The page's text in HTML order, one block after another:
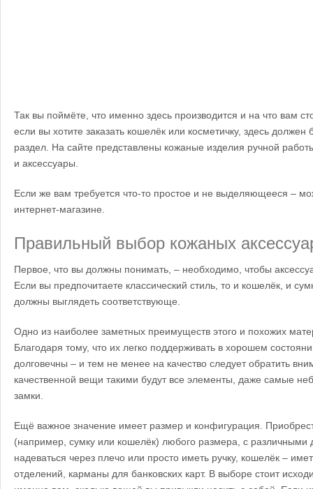
Так вы поймёте, что именно здесь производится и на что вам
если вы хотите заказать кошелёк или косметичку, здесь должен
раздел. На сайте представлены кожаные изделия ручной
и аксессуары.
Если же вам требуется что-то простое и не выделяющееся –
интернет-магазине.
Правильный выбор кожаных
Первое, что вы должны понимать, – необходимо, чтобы
Если вы предпочитаете классический стиль, то и кошелёк, и
должны выглядеть соответствующе.
Одно из наиболее заметных преимуществ этого и похожих
Благодаря тому, что их легко поддерживать в хорошем
долговечны – и тем не менее на качество следует обратить
качественной вещи такими будут все элементы, даже самые
замки.
Ещё важное значение имеет размер и конфигурация.
(например, сумку или кошелёк) любого размера, с различными
надеваться через плечо или просто иметь ручку, кошелёк –
отделений, карманы для банковских карт. В выборе стоит